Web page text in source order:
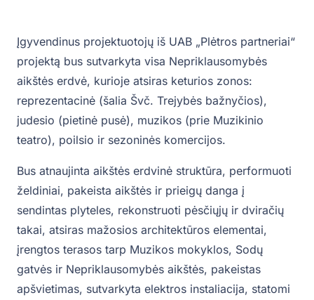
Įgyvendinus projektuotojų iš UAB „Plėtros partneriai“
projektą bus sutvarkyta visa Nepriklausomybės
aikštės erdvė, kurioje atsiras keturios zonos:
reprezentacinė (šalia Švč. Trejybės bažnyčios),
judesio (pietinė pusė), muzikos (prie Muzikinio
teatro), poilsio ir sezoninės komercijos.
Bus atnaujinta aikštės erdvinė struktūra, performuoti
želdiniai, pakeista aikštės ir prieigų danga į
sendintas plyteles, rekonstruoti pėsčiųjų ir dviračių
takai, atsiras mažosios architektūros elementai,
įrengtos terasos tarp Muzikos mokyklos, Sodų
gatvės ir Nepriklausomybės aikštės, pakeistas
apšvietimas, sutvarkyta elektros instaliacija, statomi